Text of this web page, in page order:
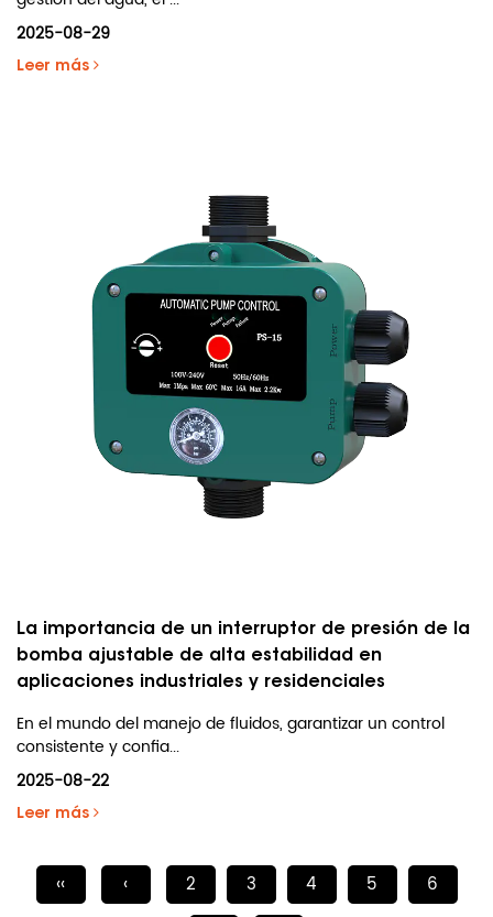
2025-08-29
Leer más
La importancia de un interruptor de presión de la
bomba ajustable de alta estabilidad en
aplicaciones industriales y residenciales
En el mundo del manejo de fluidos, garantizar un control
consistente y confia...
2025-08-22
Leer más
‹‹ ‹ 2 3 4 5 6